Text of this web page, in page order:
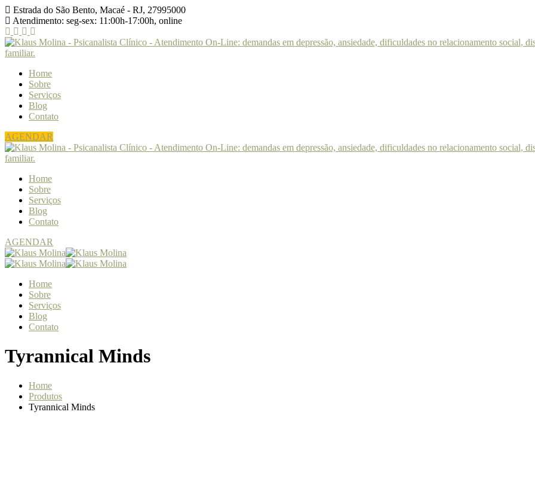
Estrada do São Bento, Macaé - RJ, 27995000
Atendimento: seg-sex: 11:00h-17:00h, online
Home
Sobre
Serviços
Blog
Contato
AGENDAR
Home
Sobre
Serviços
Blog
Contato
AGENDAR
Home
Sobre
Serviços
Blog
Contato
Tyrannical Minds
Home
Produtos
Tyrannical Minds